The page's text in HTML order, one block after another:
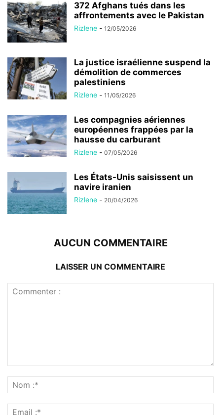
372 Afghans tués dans les
affrontements avec le Pakistan
Rizlene - 12/05/2026
La justice israélienne suspend la
démolition de commerces
palestiniens
Rizlene - 11/05/2026
Les compagnies aériennes
européennes frappées par la
hausse du carburant
Rizlene - 07/05/2026
Les États-Unis saisissent un
navire iranien
Rizlene - 20/04/2026
AUCUN COMMENTAIRE
LAISSER UN COMMENTAIRE